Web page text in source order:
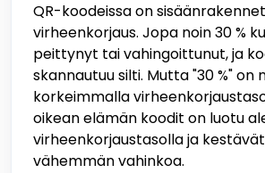
QR-koodeissa on
virheenkorjaus. Jopa noin 30 %
peittynyt tai vahingoittunut, ja
skannautuu silti. Mutta "30 %" on
korkeimmalla
oikean elämän koodit on luotu
virheenkorjaustasolla ja
vähemmän vahinkoa.